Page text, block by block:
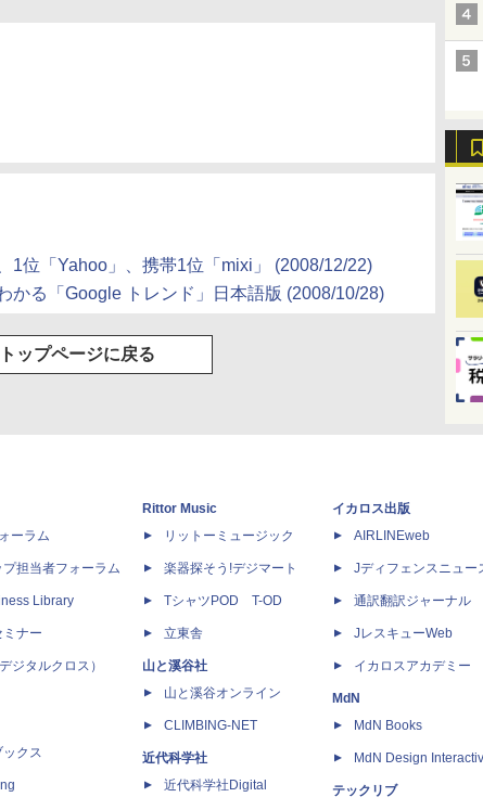
1位「Yahoo」、携帯1位「mixi」 (2008/12/22)
かる「Google トレンド」日本語版 (2008/10/28)
トップページに戻る
ーラム
担当者フォーラム
Library
ナー
ジタルクロス）
クス
Rittor Music
リットーミュージック
楽器探そう!デジマート
TシャツPOD T-OD
立東舎
山と溪谷社
山と溪谷オンライン
CLIMBING-NET
近代科学社
近代科学社Digital
イカロス出版
AIRLINEweb
Jディフェンスニュー
通訳翻訳ジャーナル
JレスキューWeb
イカロスアカデミー
MdN
MdN Books
MdN Design
テックリブ